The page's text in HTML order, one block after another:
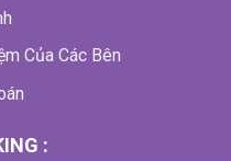
Của Các Bên
: